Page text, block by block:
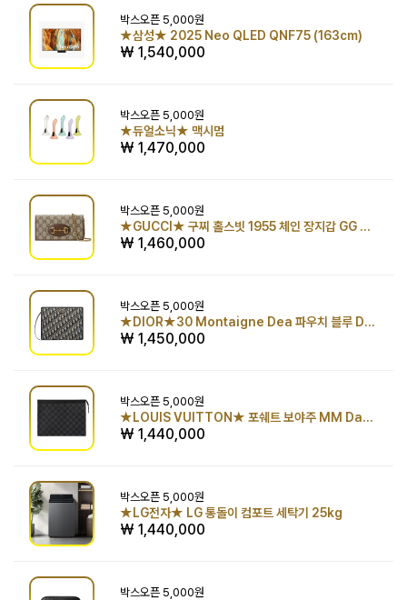
박스오픈 5,000원
★삼성★ 2025 Neo QLED QNF75 (163cm)
₩ 1,540,000
박스오픈 5,000원
★듀얼소닉★ 맥시멈
₩ 1,470,000
박스오픈 5,000원
★GUCCI★ 구찌 홀스빗 1955 체인 장지갑 GG 수프림
₩ 1,460,000
박스오픈 5,000원
★DIOR★30 Montaigne Dea 파우치 블루 Dior Oblique 자카드
₩ 1,450,000
박스오픈 5,000원
★LOUIS VUITTON★ 포쉐트 보야주 MM Damier Graphite Canvas
₩ 1,440,000
박스오픈 5,000원
★LG전자★ LG 통돌이 컴포트 세탁기 25kg
₩ 1,440,000
박스오픈 5,000원